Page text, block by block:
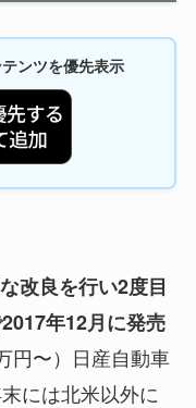
ンツを優先表示
改良を行い2度目
年12月に発売
円〜）日産自動車
には北米以外に